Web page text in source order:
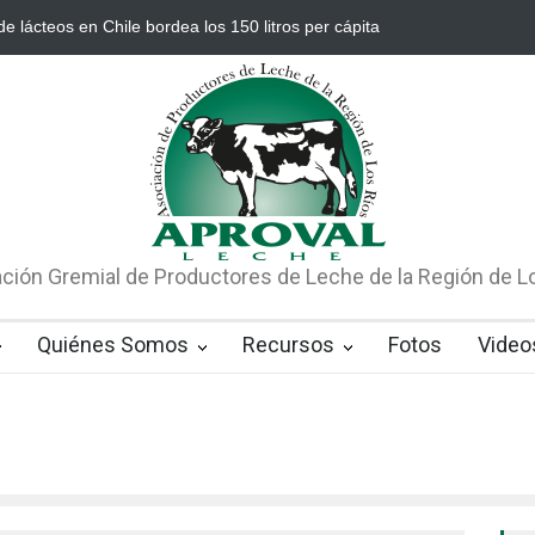
lácteos en Chile bordea los 150 litros per cápita Río Bueno es la
Gremial de Productores de Leche de la Región de
Quiénes Somos Recursos Fotos